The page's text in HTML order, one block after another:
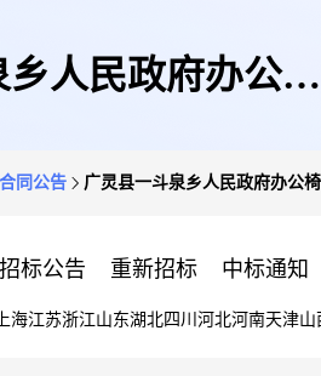
人民政府办公椅
同公告 广灵县一斗泉乡人民政府办公
招标公告 重新招标 中标通知
上海江苏浙江山东湖北四川 河北河南天津山